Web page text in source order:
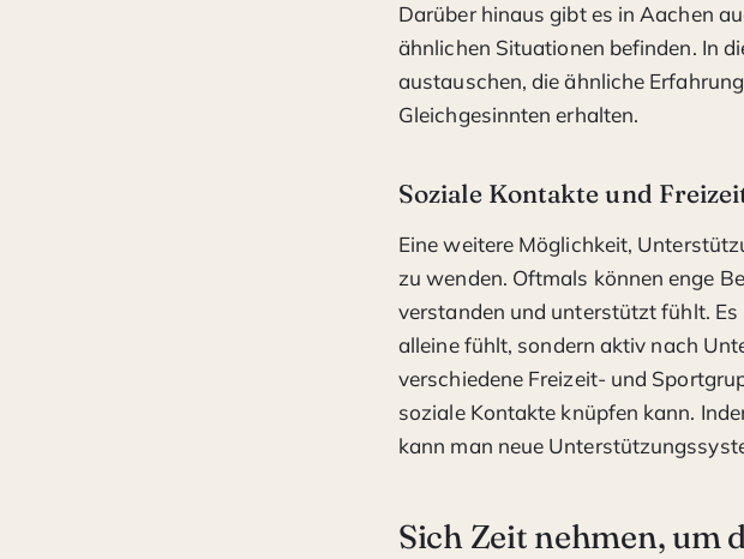
Darüber hinaus gibt es in Aachen
ähnlichen Situationen befinden. In
austauschen, die ähnliche
Gleichgesinnten erhalten.
Soziale Kontakte und
Eine weitere Möglichkeit,
zu wenden. Oftmals können enge
verstanden und unterstützt fühlt.
alleine fühlt, sondern aktiv nach
verschiedene Freizeit- und
soziale Kontakte knüpfen kann.
kann man neue
Sich Zeit nehmen, um